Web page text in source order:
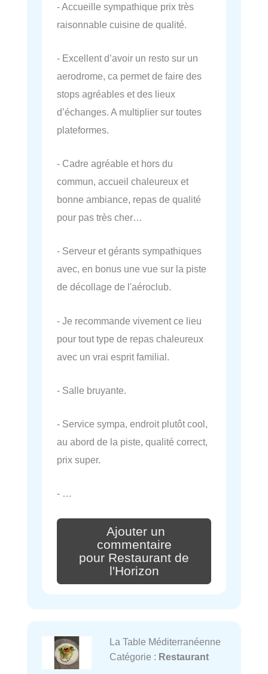
- Accueille sympathique prix très
raisonnable cuisine de qualité.
- Excellent d’avoir un resto sur un
aerodrome, ca permet de faire des
stops agréables et des lieux
d’échanges. A multiplier sur toutes
plateformes.
- Cadre agréable et hors du
commun, accueil chaleureux et
bonne ambiance, repas de qualité
pour pas très cher…
- Serveur et gérants sympathiques
avec, en bonus une vue sur la piste
de décollage de l'aéroclub.
- Je recommande vivement ce lieu
pour tout type de repas chaleureux
avec un vrai esprit familial.
- Salle bruyante.
- Service sympa, endroit plutôt cool,
au abord de la piste, qualité correct,
prix super.
- …
Ajouter un
commentaire
pour Restaurant de
l'Horizon
La Table Méditerranéenne
Catégorie : Restaurant